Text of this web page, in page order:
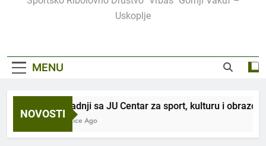
Uskoplje
MENU
NOVOSTI
U saradnji sa JU Centar za sport, kulturu i
3 Sedmice Ago